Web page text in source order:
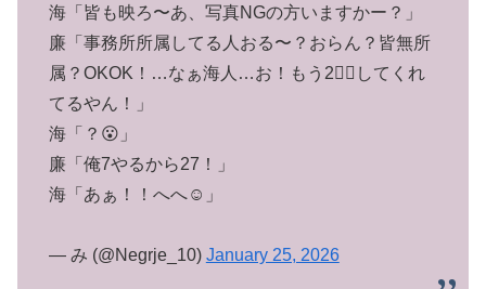
海「皆も映ろ〜あ、写真NGの方いますかー？」
廉「事務所所属してる人おる〜？おらん？皆無所
属？OKOK！…なぁ海人…お！もう2✌🏻してくれ
てるやん！」
海「？😮」
廉「俺7やるから27！」
海「あぁ！！へへ☺️」
— み (@Negrje_10) January 25, 2026